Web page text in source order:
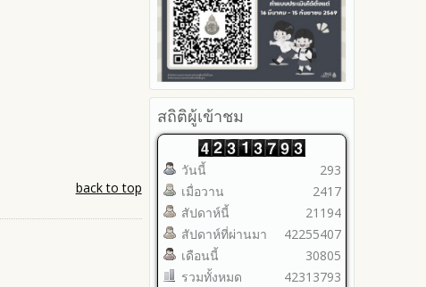
back to top
ของเจ้าหน้าที่
คู่มือหรือแนวทางการขอรับ
บริการสำหรับผู้รับบริการหรือผู้มา
ติดต่อ
ระบบการให้บริการผ่านช่อง
ทางออนไลน์ (E-Service)
My Office
My School
SL-WEB
BRSS
ACC Tak2
ข้อมูลสถิติการให้บริการ
ศึกษา ประจำงบประมาณ
รายงานผลการดำเนินการ
ป้องกันการทุจริตประจำปี
2568
2567
2566
2565
2564
2563
รายงานการกำกับติดตาม
มาตรการส่งเสริมคุณธรรมและ
ความโปร่งใสภายใน สพท.
การนำผลการประเมิน ITA ไปสู่
การพัฒนาองค์กร
รายงานผลการดำเนินการเพื่อ
ระหว่างผลประโยชน์ส่วนตนกับ
ส่วนรวม
มาตรการตรวจสอบการใช้ดุลพินิจ
มาตราการให้ผู้มีส่วนได้ส่วนเสียมี
ส่วนร่วม
สถิติผู้เข้าชม
วันนี้
เมื่อวาน
สัปดาห์นี้
สัปดาห์ที่ผ่านมา
เดือนนี้
รวมทั้งหมด
293
2417
21194
42255407
30805
42313793